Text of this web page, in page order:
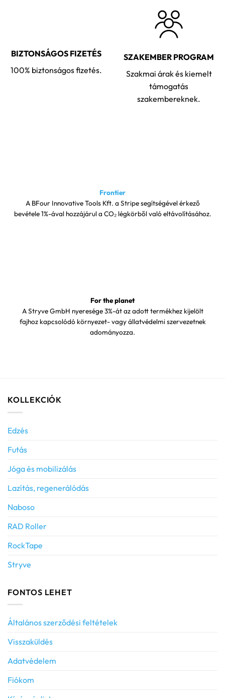
BIZTONSÁGOS FIZETÉS
100% biztonságos fizetés.
SZAKEMBER PROGRAM
Szakmai árak és kiemelt
támogatás
szakembereknek.
Frontier
A BFour Innovative Tools Kft. a Stripe segítségével érkező
bevétele 1%-ával hozzájárul a CO₂ légkörből való eltávolításához.
For the planet
A Stryve GmbH nyeresége 3%-át az adott termékhez kijelölt
fajhoz kapcsolódó környezet- vagy állatvédelmi szervezetnek
adományozza.
KOLLEKCIÓK
Edzés
Futás
Jóga és mobilizálás
Lazítás, regenerálódás
Naboso
RAD Roller
RockTape
Stryve
FONTOS LEHET
Általános szerződési feltételek
Visszaküldés
Adatvédelem
Fiókom